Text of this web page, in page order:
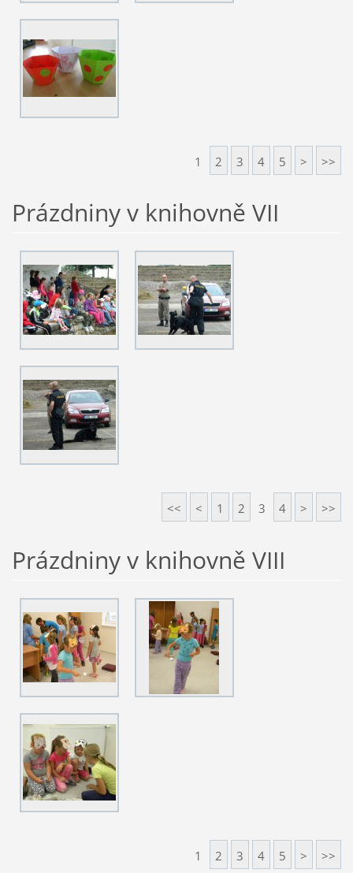
1 2 3 4 5 > >>
Prázdniny v knihovně VII
<< < 1 2 3 4 > >>
Prázdniny v knihovně VIII
1 2 3 4 5 > >>